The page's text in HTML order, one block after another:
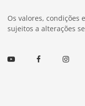
Os valores, condições
sujeitos a alterações
Youtube Facebook